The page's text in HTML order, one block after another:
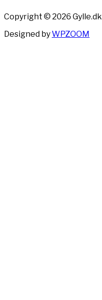
Copyright © 2026 Gylle.dk
Designed byWPZOOM